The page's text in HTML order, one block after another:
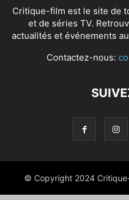
Critique-film est le site de
et de séries TV.
actualités et événements
Contactez-nous:
© Copyright 2024